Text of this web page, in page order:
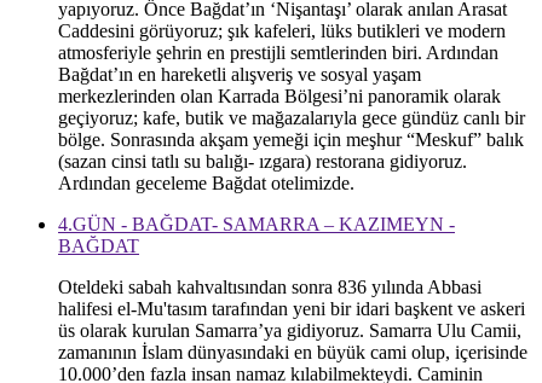
yapıyoruz. Önce Bağdat’ın ‘Nişantaşı’ olarak anılan Arasat
Caddesini görüyoruz; şık kafeleri, lüks butikleri ve modern
atmosferiyle şehrin en prestijli semtlerinden biri. Ardından
Bağdat’ın en hareketli alışveriş ve sosyal yaşam
merkezlerinden olan Karrada Bölgesi’ni panoramik olarak
geçiyoruz; kafe, butik ve mağazalarıyla gece gündüz canlı bir
bölge. Sonrasında akşam yemeği için meşhur “Meskuf” balık
(sazan cinsi tatlı su balığı- ızgara) restorana gidiyoruz.
Ardından geceleme Bağdat otelimizde.
4.GÜN - BAĞDAT- SAMARRA – KAZIMEYN -
BAĞDAT
Oteldeki sabah kahvaltısından sonra 836 yılında Abbasi
halifesi el-Mu'tasım tarafından yeni bir idari başkent ve askeri
üs olarak kurulan Samarra’ya gidiyoruz. Samarra Ulu Camii,
zamanının İslam dünyasındaki en büyük cami olup, içerisinde
10.000’den fazla insan namaz kılabilmekteydi. Caminin